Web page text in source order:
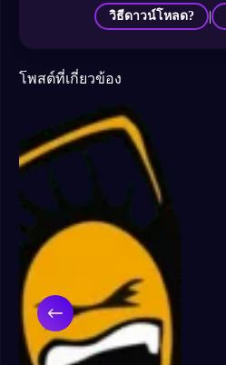
วิธีดาวน์โหลด? |
โพสต์ที่เกี่ยวข้อง